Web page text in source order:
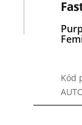
Kód